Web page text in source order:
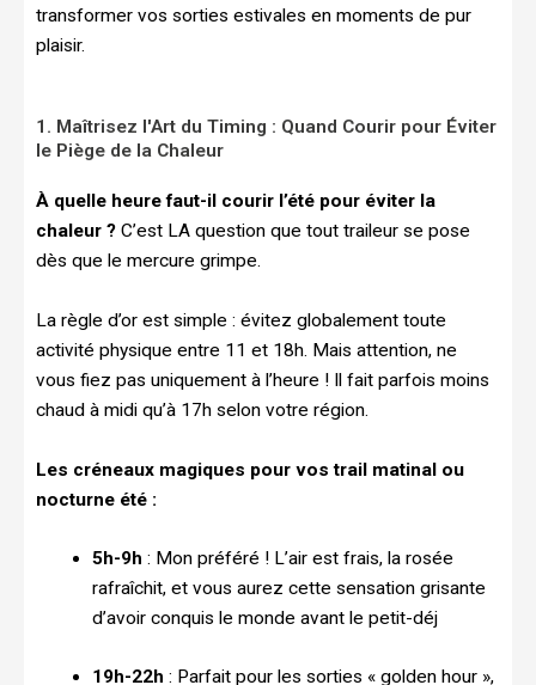
transformer vos sorties estivales en moments de pur
plaisir.
1. Maîtrisez l'Art du Timing : Quand Courir pour Éviter
le Piège de la Chaleur
À quelle heure faut-il courir l’été pour éviter la
chaleur ? C’est LA question que tout traileur se pose
dès que le mercure grimpe.
La règle d’or est simple : évitez globalement toute
activité physique entre 11 et 18h. Mais attention, ne
vous fiez pas uniquement à l’heure ! Il fait parfois moins
chaud à midi qu’à 17h selon votre région.
Les créneaux magiques pour vos trail matinal ou
nocturne été :
5h-9h : Mon préféré ! L’air est frais, la rosée
rafraîchit, et vous aurez cette sensation grisante
d’avoir conquis le monde avant le petit-déj
19h-22h : Parfait pour les sorties « golden hour »,